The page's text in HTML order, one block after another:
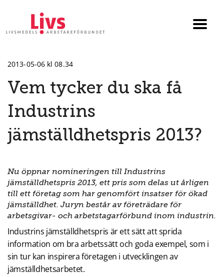
2013-05-06 kl 08.34
Vem tycker du ska få
Industrins
jämställdhetspris 2013?
Nu öppnar nomineringen till Industrins
jämställdhetspris 2013, ett pris som delas ut årligen
till ett företag som har genomfört insatser för ökad
jämställdhet. Juryn består av företrädare för
arbetsgivar- och arbetstagarförbund inom industrin.
Industrins jämställdhetspris är ett sätt att sprida
information om bra arbetssätt och goda exempel, som i
sin tur kan inspirera företagen i utvecklingen av
jämställdhetsarbetet.